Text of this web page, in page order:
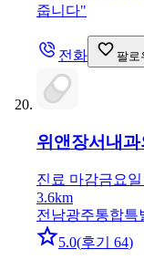
줍니다"
전화 팔로
위앤장서내과
진료 마감금요일
3.6km
전남광주통합특
5.0(후기 64)